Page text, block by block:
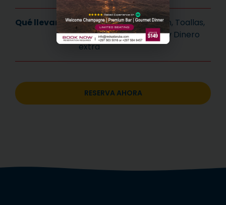
Qué llevar
Tarjeta de certificación, Toallas,
crema solar, bañador y Dinero
extra
RESERVA AHORA